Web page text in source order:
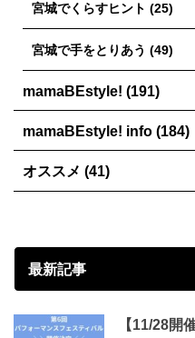
宮城でくらすヒント (25)
宮城で手をとりあう (49)
mamaBEstyle! (191)
mamaBEstyle! info (184)
オススメ (41)
最新記事
【11/28開